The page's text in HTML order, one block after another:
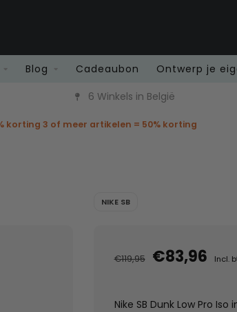
Blog Cadeaubon Ontwerp je
Snelle levering
korting 3 of meer artikelen = 50% korting
NIKE SB
€119,95 €83,96 Incl.
Nike SB Dunk Low Pro